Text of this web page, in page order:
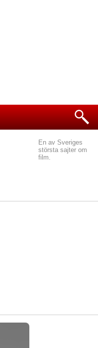
En av Sveriges
största sajter om
film.